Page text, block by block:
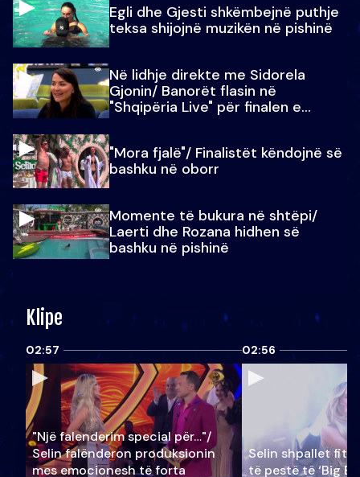
Egli dhe Gjesti shkëmbejnë puthje
teksa shijojnë muzikën në pishinë
Në lidhje direkte me Sidorela
Gjonin/ Banorët flasin në
"Shqipëria Live" për finalen e
"Mora fjalë"/ Finalistët këndojnë së
bashku në oborr
Momente të bukura në shtëpi/
Laerti dhe Rozana hidhen së
bashku në pishinë
Klipe
02:57
"Një falenderim special për…"/
Selin falënderon produksionin
mes emocionesh të forta
02:56
Selin shpallet
të pestë të ‘Big